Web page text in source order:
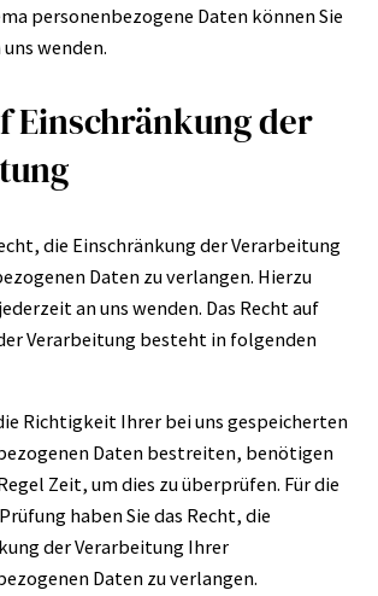
personenbezogene Daten können Sie
wenden.
Einschränkung der
die Einschränkung der Verarbeitung
Daten zu verlangen. Hierzu
an uns wenden. Das Recht auf
Verarbeitung besteht in folgenden
Richtigkeit Ihrer bei uns gespeicherten
Daten bestreiten, benötigen
Zeit, um dies zu überprüfen. Für die
haben Sie das Recht, die
der Verarbeitung Ihrer
Daten zu verlangen.